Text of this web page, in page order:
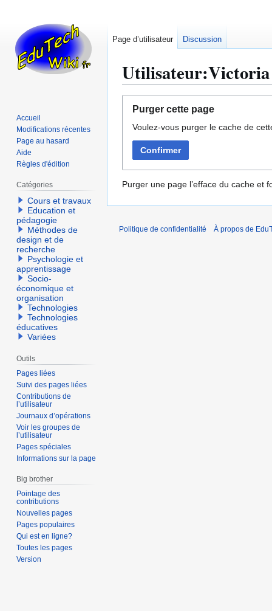
navigation
recherche
Purger cette page
Voulez-vous purger le cache de
Confirmer
Purger une page l’efface du cache et
Page d’utilisateur Discussion
Accueil
Modifications récentes
Page au hasard
Aide
Règles d'édition
Catégories
Cours et travaux
Education et
pédagogie
Méthodes de
design et de
recherche
Psychologie et
apprentissage
Socio-
économique et
organisation
Technologies
Technologies
éducatives
Variées
Outils
Pages liées
Suivi des pages liées
Contributions de
l’utilisateur
Journaux d’opérations
Voir les groupes de
l’utilisateur
Pages spéciales
Informations sur la page
Big brother
Pointage des
contributions
Nouvelles pages
Pages populaires
Qui est en ligne?
Toutes les pages
Version
Politique de confidentialité À propos de